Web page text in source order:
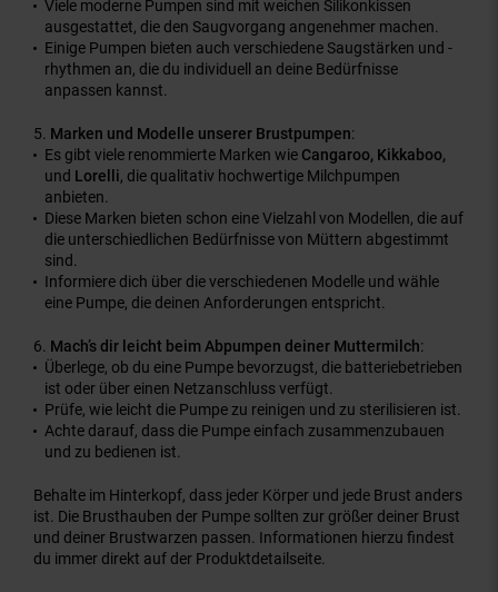
Viele moderne Pumpen sind mit weichen Silikonkissen
ausgestattet, die den Saugvorgang angenehmer machen.
Einige Pumpen bieten auch verschiedene Saugstärken und -
rhythmen an, die du individuell an deine Bedürfnisse
anpassen kannst.
Marken und Modelle unserer Brustpumpen:
Es gibt viele renommierte Marken wie Cangaroo, Kikkaboo,
und Lorelli, die qualitativ hochwertige Milchpumpen
anbieten.
Diese Marken bieten schon eine Vielzahl von Modellen, die auf
die unterschiedlichen Bedürfnisse von Müttern abgestimmt
sind.
Informiere dich über die verschiedenen Modelle und wähle
eine Pumpe, die deinen Anforderungen entspricht.
Mach’s dir leicht beim Abpumpen deiner Muttermilch:
Überlege, ob du eine Pumpe bevorzugst, die batteriebetrieben
ist oder über einen Netzanschluss verfügt.
Prüfe, wie leicht die Pumpe zu reinigen und zu sterilisieren ist.
Achte darauf, dass die Pumpe einfach zusammenzubauen
und zu bedienen ist.
Behalte im Hinterkopf, dass jeder Körper und jede Brust anders
ist. Die Brusthauben der Pumpe sollten zur größer deiner Brust
und deiner Brustwarzen passen. Informationen hierzu findest
du immer direkt auf der Produktdetailseite.